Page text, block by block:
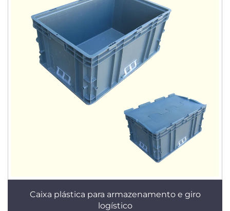
Caixa plástica para armazenamento e giro
logístico